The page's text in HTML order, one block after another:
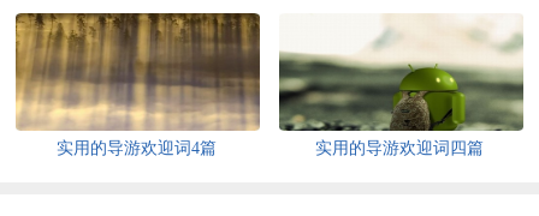
实用的导游欢迎词4篇 实用的导游欢迎词四篇